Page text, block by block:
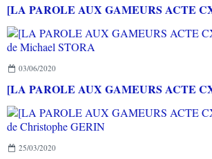
03/06/2020
25/03/2020